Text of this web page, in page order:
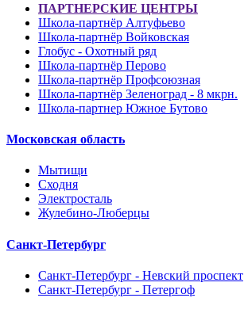
ПАРТНЕРСКИЕ ЦЕНТРЫ
Школа-партнёр Алтуфьево
Школа-партнёр Войковская
Глобус - Охотный ряд
Школа-партнёр Перово
Школа-партнёр Профсоюзная
Школа-партнёр Зеленоград - 8 мкрн.
Школа-партнер Южное Бутово
Московская область
Мытищи
Сходня
Электросталь
Жулебино-Люберцы
Санкт-Петербург
Санкт-Петербург - Невский проспект
Санкт-Петербург - Петергоф